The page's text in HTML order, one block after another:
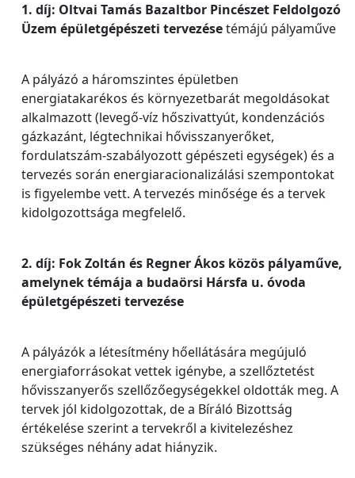
1. díj: Oltvai Tamás Bazaltbor Pincészet Feldolgozó
Üzem épületgépészeti tervezésetémájú pályaműve
A pályázó a háromszintes épületben
energiatakarékos és környezetbarát megoldásokat
alkalmazott (levegő-víz hőszivattyút, kondenzációs
gázkazánt, légtechnikai hővisszanyerőket,
fordulatszám-szabályozott gépészeti egységek) és a
tervezés során energiaracionalizálási szempontokat
is figyelembe vett. A tervezés minősége és a tervek
kidolgozottsága megfelelő.
2. díj: Fok Zoltán és Regner Ákos közös pályaműve,
amelynek témája a budaörsi Hársfa u. óvoda
épületgépészeti tervezése
A pályázók a létesítmény hőellátására megújuló
energiaforrásokat vettek igénybe, a szellőztetést
hővisszanyerős szellőzőegységekkel oldották meg. A
tervek jól kidolgozottak, de a Bíráló Bizottság
értékelése szerint a tervekről a kivitelezéshez
szükséges néhány adat hiányzik.